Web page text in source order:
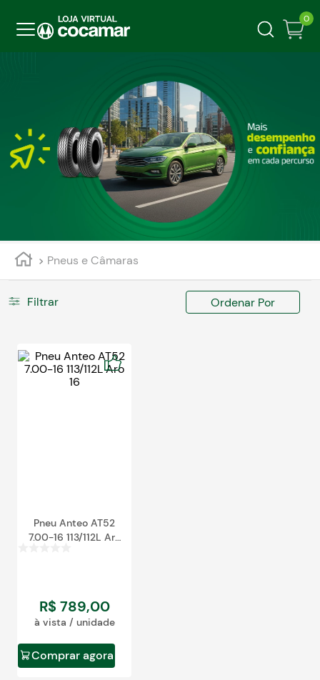
0
Pneus e Câmaras
Filtrar Ordenar Por
Pneu Anteo AT52
7.00-16 113/112L Aro
R$ 789,00
à vista / unidade
Comprar agora
Blog